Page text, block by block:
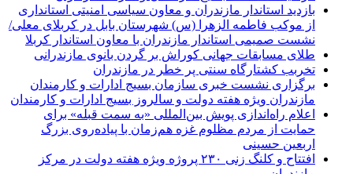
بازدید استاندار مازندران و معاون سیاسی امنیتی استانداری
از موکب فاطمه الزهرا (س) شهرستان بابل در کربلای معلی/
نشست صمیمی استاندار مازندران با معاون استاندار کربلا
طلای مسابقات جهانی کوراش بر گردن بانوی مازندرانی
تخربب کشتارگاه سنتی پر خطر در مازندران
برگزاری نشست خبری سازمان بسیج ادارات و کارمندان
مازندران ویژه هفته دولت و سالروز بسیج ادارات و کارمندان
اعلام راه‌اندازی پویش بین‌المللی «به سمت قبله» برای
حمایت از مردم مظلوم غزه هم‌زمان با پیاده‌روی بزرگ
اربعین حسینی
افتتاح و کلنگ زنی ۲۳۰ پروژه ویژه هفته دولت در مرکز